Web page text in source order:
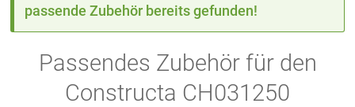
passende Zubehör bereits gefunden!
Passendes Zubehör für den
Constructa CH031250